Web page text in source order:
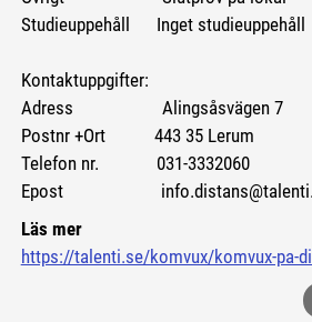
Studieuppehåll Inget studieuppehåll
Kontaktuppgifter:
Adress Alingsåsvägen 7
Postnr +Ort 443 35 Lerum
Telefon nr. 031-3332060
Epost
Läs mer
https://talenti.se/komvux/komvux-pa-